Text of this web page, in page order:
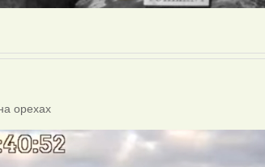
орехах